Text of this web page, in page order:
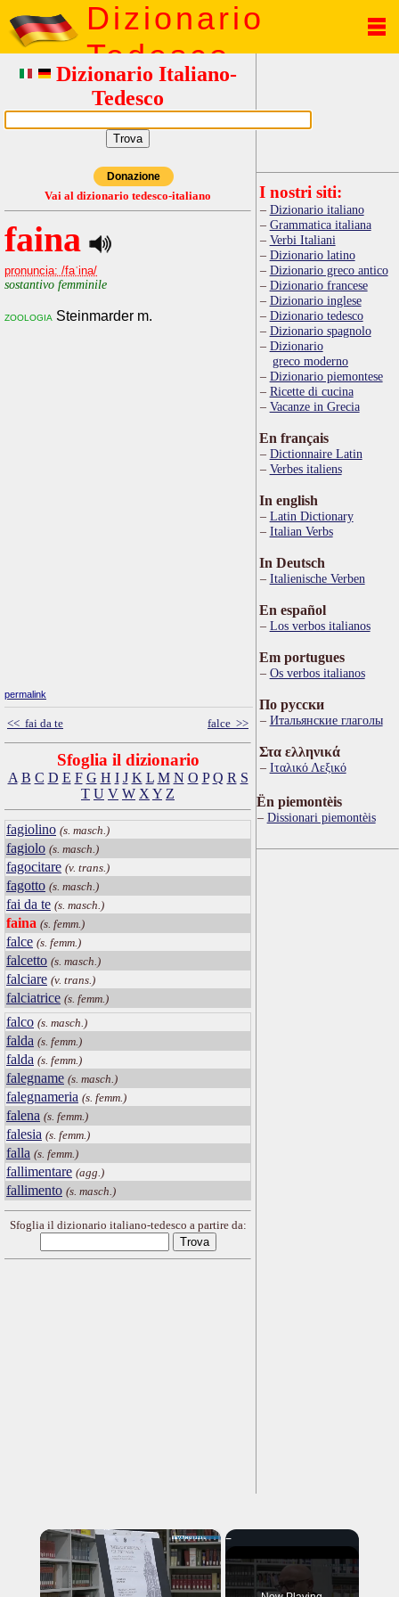
Dizionario
Tedesco
Dizionario Italiano-
Tedesco
Donazione
Vai al dizionario tedesco-italiano
faina
pronuncia: /faˈina/
sostantivo femminile
zoologia Steinmarder m.
permalink
<< fai da te falce >>
Sfoglia il dizionario
A B C D E F G H I J K L M N O P Q R S
T U V W X Y Z
fagiolino (s. masch.)
fagiolo (s. masch.)
fagocitare (v. trans.)
fagotto (s. masch.)
fai da te (s. masch.)
faina (s. femm.)
falce (s. femm.)
falcetto (s. masch.)
falciare (v. trans.)
falciatrice (s. femm.)
falco (s. masch.)
falda (s. femm.)
falda (s. femm.)
falegname (s. masch.)
falegnameria (s. femm.)
falena (s. femm.)
falesia (s. femm.)
falla (s. femm.)
fallimentare (agg.)
fallimento (s. masch.)
Sfoglia il dizionario italiano-tedesco a partire da:
I nostri siti:
Dizionario italiano
Grammatica italiana
Verbi Italiani
Dizionario latino
Dizionario greco antico
Dizionario francese
Dizionario inglese
Dizionario tedesco
Dizionario spagnolo
Dizionario
greco moderno
Dizionario piemontese
Ricette di cucina
Vacanze in Grecia
En français
Dictionnaire Latin
Verbes italiens
In english
Latin Dictionary
Italian Verbs
In Deutsch
Italienische Verben
En español
Los verbos italianos
Em portugues
Os verbos italianos
По русски
Итальянские глаголы
Στα ελληνικά
Ιταλικό Λεξικό
Ën piemontèis
Dissionari piemontèis
×